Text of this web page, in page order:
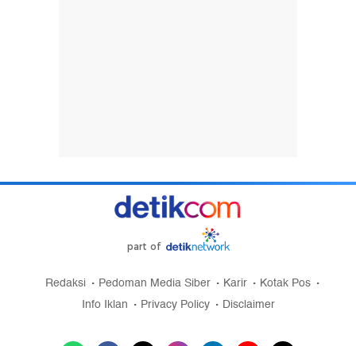
part of
Redaksi Pedoman Media Siber Karir
Kotak Pos
Info Iklan
Privacy Policy Disclaimer